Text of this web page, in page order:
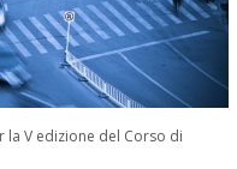
la V edizione del Corso di